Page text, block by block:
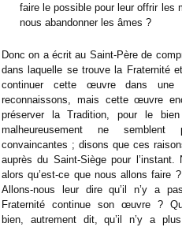
faire le possible pour leur offrir les
nous abandonner les âmes ?
Donc on a écrit au Saint-Père de
dans laquelle se trouve la Fraternité
continuer cette œuvre dans une
reconnaissons, mais cette œuvre
préserver la Tradition, pour le
malheureusement ne
convaincantes ; disons que ces
auprès du Saint-Siège pour
alors qu’est-ce que nous allons faire
Allons-nous leur dire qu’il n’y a
Fraternité continue son œuvre ?
bien, autrement dit, qu’il n’y a